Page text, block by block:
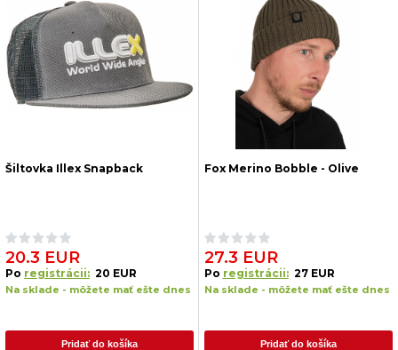
Šiltovka Illex Snapback
20.3 EUR
Po registrácii: 20 EUR
Na sklade - môžete mať ešte dnes
Pridať do košíka
Fox Merino Bobble - Olive
27.3 EUR
Po registrácii: 27 EUR
Na sklade - môžete mať ešte dnes
Pridať do košíka